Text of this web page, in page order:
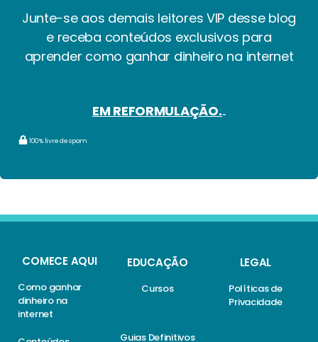
Junte-se aos demais leitores VIP desse blog
e receba conteúdos exclusivos para
aprender como ganhar dinheiro na internet
EM REFORMULAÇÃO...
100% livre de spam
COMECE AQUI
Como ganhar
dinheiro na
internet
EDUCAÇÃO
Cursos
Guias Definitivos
LEGAL
Políticas de
Privacidade